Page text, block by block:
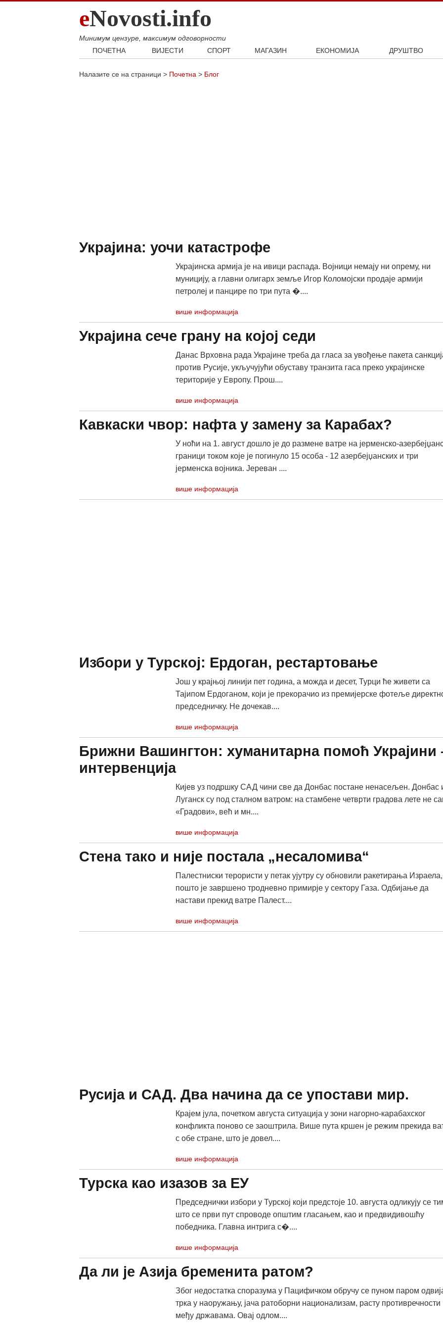
eNovosti.info
Минимум цензуре, максимум одговорности
ПОЧЕТНА
ВИЈЕСТИ
Балкан
СПОРТ
Кошарка
МАГАЗИН
ЕКОНОМИЈА
ДРУШТВО
Налазите се на страници > Почетна > Блог
Украјина: уочи катастрофе
Украјинска армија је на ивици распада. Војници немају ни опрему, ни
муницију, а главни олигарх земље Игор Коломојски продаје армији
петролеј и панцире по три пута �....
више информација
Украјина сече грану на којој седи
Данас Врховна рада Украјине треба да гласа за увођење пакета
против Русије, укључујући обуставу транзита гаса преко украјинске
територије у Европу. Прош....
више информација
Кавкаски чвор: нафта у замену за Карабах?
У ноћи на 1. август дошло је до размене ватре на јерменско-
граници током које је погинуло 15 особа - 12 азербејџанских и три
јерменска војника. Јереван ....
више информација
Избори у Турској: Ердоган, рестартовање
Још у крајњој линији пет година, а можда и десет, Турци ће живети са
Тајипом Ердоганом, који је прекорачио из премијерске фотеље
председничку. Не дочекав....
више информација
Брижни Вашингтон: хуманитарна помоћ Украјини
интервенција
Кијев уз подршку САД чини све да Донбас постане ненасељен. Донбас
Луганск су под сталном ватром: на стамбене четврти градова лете не
«Градови», већ и мн....
више информација
Стена тако и није постала „несаломива“
Палестниски терористи у петак ујутру су обновили ракетирања Израела,
пошто је завршено тродневно примирје у сектору Газа. Одбијање да
настави прекид ватре Палест....
више информација
Русија и САД. Два начина да се упостави мир.
Крајем јула, почетком августа ситуација у зони нагорно-карабахског
конфликта поново се заоштрила. Више пута кршен је режим прекида
с обе стране, што је довел....
више информација
Турска као изазов за ЕУ
Председнички избори у Турској који предстоје 10. августа одликују се
што се први пут спроводе општим гласањем, као и предвидивошћу
победника. Главна интрига с�....
више информација
Да ли је Азија бременита ратом?
Због недостатка споразума у Пацифичком обручу се пуном паром
трка у наоружању, јача ратоборни национализам, расту противречности
међу државама. Овај одлом....